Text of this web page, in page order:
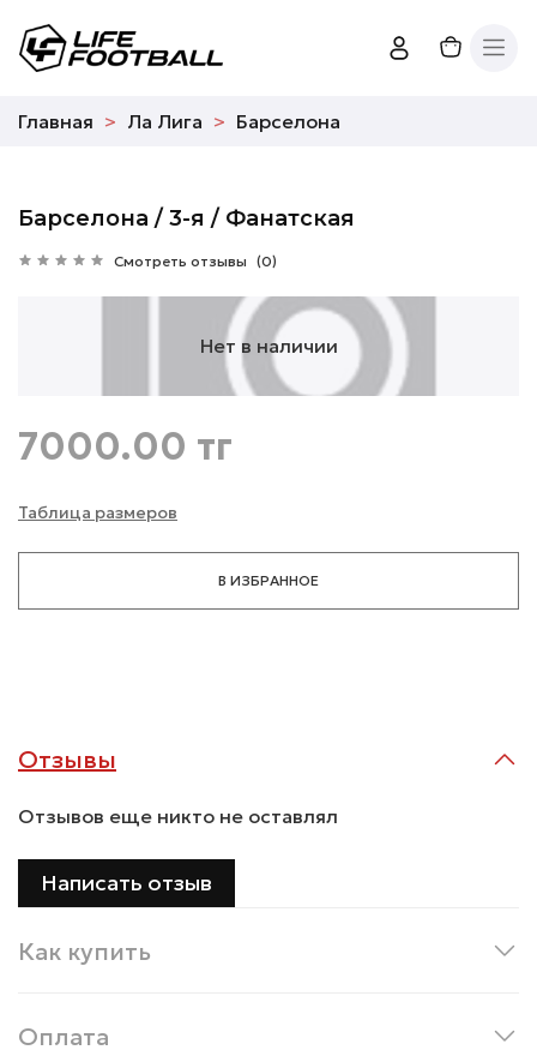
Главная Ла Лига Барселона
Нет в наличии
Барселона / 3-я / Фанатская
Смотреть отзывы (0)
Таблица размеров
7000.00 тг
В ИЗБРАННОЕ
Отзывы
Отзывов еще никто не оставлял
Написать отзыв
Как купить
Оплата